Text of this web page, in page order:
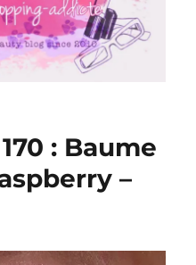
: Baume
–